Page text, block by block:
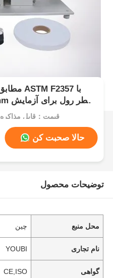
قیمت：قابل مذاکره
حالا صحبت کن
توضیحات محصول
محل منبع چین
نام تجاری YOUBI
گواهی CE,ISO